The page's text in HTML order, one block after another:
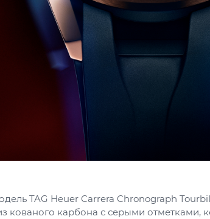
TAG Heuer Carrera Chronograph
кованого карбона с серыми отметками,